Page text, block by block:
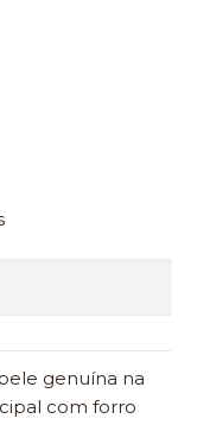
genuína na
com forro